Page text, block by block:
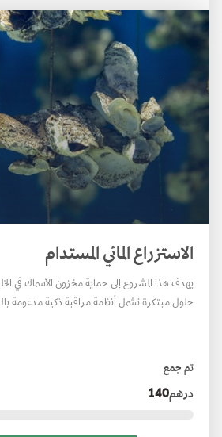
الاستزراع المائي المستدام
يهدف هذا المشروع إلى حماية مخزون الأسماك في
حلول مبتكرة تشمل أنظمة مراقبة ذكية مدعومة
لحلول مستدامة مثل إعادة توظيف مخلفات التمور
الأسماك. وتسهم هذه الجهود في تعزيز صحة
تم جمع
درهم140